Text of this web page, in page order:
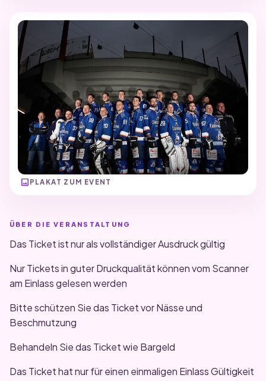
image PLAKAT ZUM EVENT
ÜBER DIE VERANSTALTUNG
Das Ticket ist nur als vollständiger Ausdruck gültig
Nur Tickets in guter Druckqualität können vom Scanner
am Einlass gelesen werden
Bitte schützen Sie das Ticket vor Nässe und
Beschmutzung
Behandeln Sie das Ticket wie Bargeld
Das Ticket hat nur für einen einmaligen Einlass Gültigkeit